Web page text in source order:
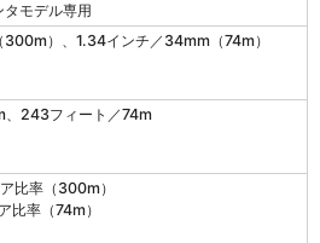
モデル専用
）、1.34インチ／34mm（74m）
243フィート／74m
比率（300m）
比率（74m）